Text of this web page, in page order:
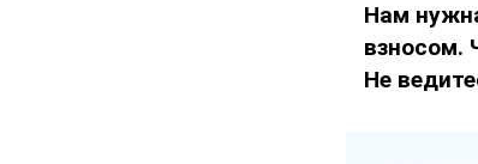
Нам
взносом.
Не